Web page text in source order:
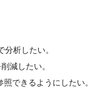
析したい。
減したい。
できるようにしたい。